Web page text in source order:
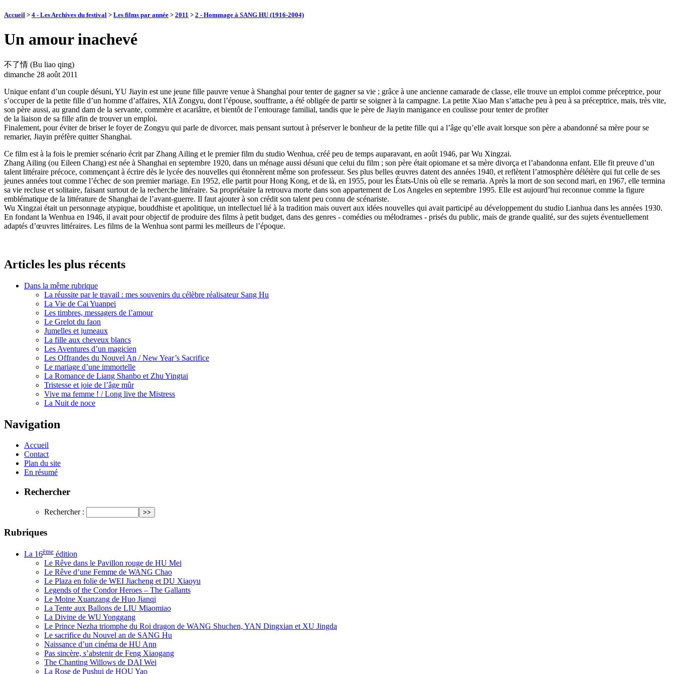
Accueil > 4 - Les Archives du festival > Les films par année > 2011 > 2 - Hommage à SANG HU (1916-2004)
Un amour inachevé
不了情 (Bu liao qing)
dimanche 28 août 2011
Unique enfant d’un couple désuni, YU Jiayin est une jeune fille pauvre venue à Shanghai pour tenter de gagner sa vie ; grâce à une ancienne camarade de classe, elle trouve un emploi comme préceptrice, pour
s’occuper de la petite fille d’un homme d’affaires, XIA Zongyu, dont l’épouse, souffrante, a été obligée de partir se soigner à la campagne. La petite Xiao Man s’attache peu à peu à sa préceptrice, mais, très vite,
son père aussi, au grand dam de la servante, commère et acariâtre, et bientôt de l’entourage familial, tandis que le père de Jiayin manigance en coulisse pour tenter de profiter
de la liaison de sa fille afin de trouver un emploi.
Finalement, pour éviter de briser le foyer de Zongyu qui parle de divorcer, mais pensant surtout à préserver le bonheur de la petite fille qui a l’âge qu’elle avait lorsque son père a abandonné sa mère pour se
remarier, Jiayin préfère quitter Shanghai.
Ce film est à la fois le premier scénario écrit par Zhang Ailing et le premier film du studio Wenhua, créé peu de temps auparavant, en août 1946, par Wu Xingzai.
Zhang Ailing (ou Eileen Chang) est née à Shanghai en septembre 1920, dans un ménage aussi désuni que celui du film ; son père était opiomane et sa mère divorça et l’abandonna enfant. Elle fit preuve d’un
talent littéraire précoce, commençant à écrire dès le lycée des nouvelles qui étonnèrent même son professeur. Ses plus belles œuvres datent des années 1940, et reflètent l’atmosphère délétère qui fut celle de ses
jeunes années tout comme l’échec de son premier mariage. En 1952, elle partit pour Hong Kong, et de là, en 1955, pour les États-Unis où elle se remaria. Après la mort de son second mari, en 1967, elle termina
sa vie recluse et solitaire, faisant surtout de la recherche littéraire. Sa propriétaire la retrouva morte dans son appartement de Los Angeles en septembre 1995. Elle est aujourd’hui reconnue comme la figure
emblématique de la littérature de Shanghai de l’avant-guerre. Il faut ajouter à son crédit son talent peu connu de scénariste.
Wu Xingzai était un personnage atypique, bouddhiste et apolitique, un intellectuel lié à la tradition mais ouvert aux idées nouvelles qui avait participé au développement du studio Lianhua dans les années 1930.
En fondant la Wenhua en 1946, il avait pour objectif de produire des films à petit budget, dans des genres - comédies ou mélodrames - prisés du public, mais de grande qualité, sur des sujets éventuellement
adaptés d’œuvres littéraires. Les films de la Wenhua sont parmi les meilleurs de l’époque.
Articles les plus récents
Dans la même rubrique
La réussite par le travail : mes souvenirs du célèbre réalisateur Sang Hu
La Vie de Cai Yuanpei
Les timbres, messagers de l’amour
Le Grelot du faon
Jumelles et jumeaux
La fille aux cheveux blancs
Les Aventures d’un magicien
Les Offrandes du Nouvel An / New Year’s Sacrifice
Le mariage d’une immortelle
La Romance de Liang Shanbo et Zhu Yingtai
Tristesse et joie de l’âge mûr
Vive ma femme ! / Long live the Mistress
La Nuit de noce
Navigation
Accueil
Contact
Plan du site
En résumé
Rechercher
Rechercher :
Rubriques
La 16ème édition
Le Rêve dans le Pavillon rouge de HU Mei
Le Rêve d’une Femme de WANG Chao
Le Plaza en folie de WEI Jiacheng et DU Xiaoyu
Legends of the Condor Heroes – The Gallants
Le Moine Xuanzang de Huo Jianqi
La Tente aux Ballons de LIU Miaomiao
La Divine de WU Yonggang
Le Prince Nezha triomphe du Roi dragon de WANG Shuchen, YAN Dingxian et XU Jingda
Le sacrifice du Nouvel an de SANG Hu
Naissance d’un cinéma de HU Ann
Pas sincère, s’abstenir de Feng Xiaogang
The Chanting Willows de DAI Wei
La Rose de Pushui de HOU Yao